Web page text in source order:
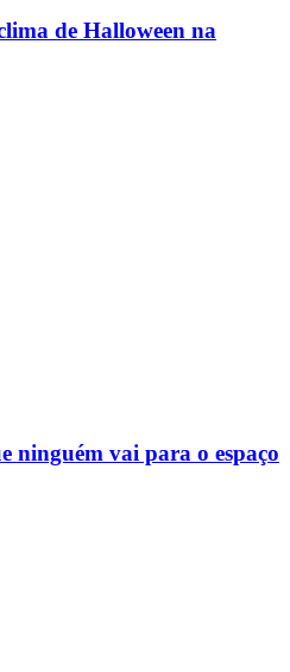
de Halloween na
ninguém vai para o espaço